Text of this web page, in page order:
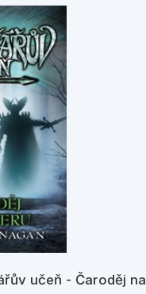
učeň - Čaroděj na